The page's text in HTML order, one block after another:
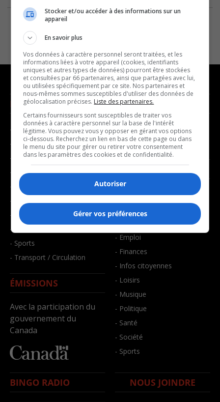
NOUVELLES
- Affaires municipales
- Communauté / Social
- Culture
- Économie
- Éducation
- Environnement
- Faits divers
- Santé et bien-être
- Sports
- Transport / Circulation
ÉMISSIONS
Avec la participation du
gouvernement du
Canada
MUSIQUE
- Décompte franco
- Joué récemment
BALADOS
- Affaires
- Art de vivre
- Bien-être
- Emploi
- Finances
- Infos citoyennes
- Loisirs
- Musique
- Politique
- Santé
- Société
- Sports
BINGO RADIO NOUS JOINDRE
Stocker et/ou accéder à des informations sur un
appareil
En savoir plus
Vos données à caractère personnel seront traitées, et les
informations liées à votre appareil (cookies, identifiants
uniques et autres types de données) pourront être stockées
et consultées par 66 partenaires, ainsi que partagées avec lui,
ou utilisées spécifiquement par ce site. Nos partenaires et
nous-mêmes sommes susceptibles d'utiliser des données de
géolocalisation précises. Liste des partenaires.
Certains fournisseurs sont susceptibles de traiter vos
données à caractère personnel sur la base de l'intérêt
légitime. Vous pouvez vous y opposer en gérant vos options
ci-dessous. Recherchez un lien en bas de cette page ou dans
le menu du site pour gérer ou retirer votre consentement
dans les paramètres des cookies et de confidentialité.
Autoriser
Gérer vos préférences